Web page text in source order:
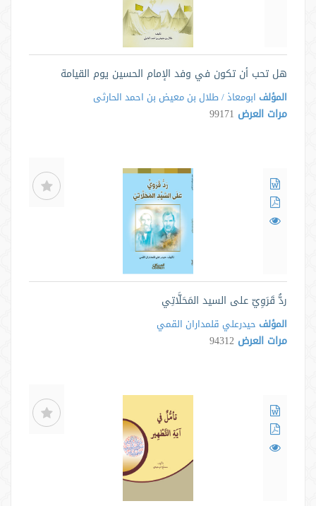
هل تحب أن تكون في وفد الإمام الحسين يوم القيامة
المؤلف ابومعاذ / طلال بن معیض بن احمد الحارثی
مرات العرض 99171
ردُّ قَرَوِيّ على السيد المَحَلَّاتِي
المؤلف حيدرعلي قلمداران القمي
مرات العرض 94312